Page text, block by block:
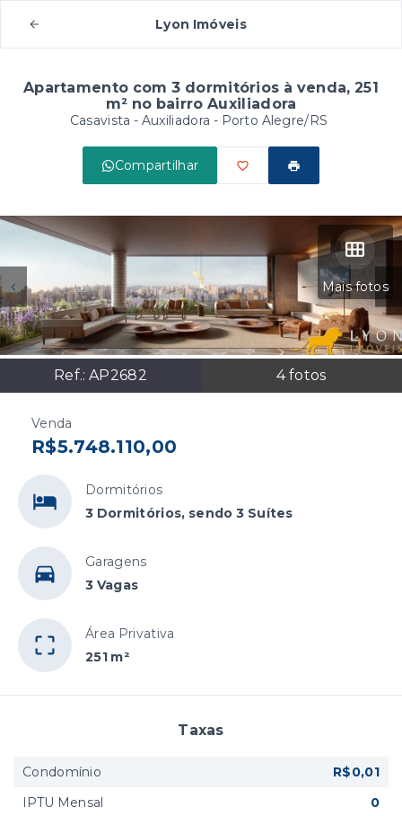
Lyon Imóveis
Apartamento com 3 dormitórios à venda, 251
m² no bairro Auxiliadora
Casavista - Auxiliadora - Porto Alegre/RS
Compartilhar
Mais fotos
Ref.:AP2682 4fotos
Venda
R$5.748.110,00
Dormitórios
3 Dormitórios, sendo 3 Suítes
Garagens
3 Vagas
Área Privativa
251 m²
Taxas
Condomínio
R$0,01
IPTU Mensal
0